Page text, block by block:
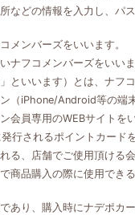
などの情報を入力し、
メンバーズをいいます。
ナフコメンバーズをいいま
といいます）とは、ナフ
（iPhone/Android等の端
会員専用のWEBサイトを
行されるポイントカード
る、店舗でご使用頂ける
商品購入の際に使用で
あり、購入時にナデポ